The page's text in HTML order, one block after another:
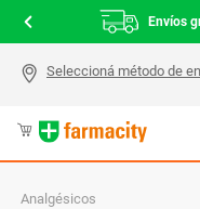
Envíos
Analgésicos